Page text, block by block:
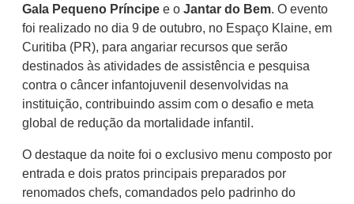
Gala Pequeno Príncipe e o Jantar do Bem. O evento
foi realizado no dia 9 de outubro, no Espaço Klaine, em
Curitiba (PR), para angariar recursos que serão
destinados às atividades de assistência e pesquisa
contra o câncer infantojuvenil desenvolvidas na
instituição, contribuindo assim com o desafio e meta
global de redução da mortalidade infantil.
O destaque da noite foi o exclusivo menu composto por
entrada e dois pratos principais preparados por
renomados chefs, comandados pelo padrinho do